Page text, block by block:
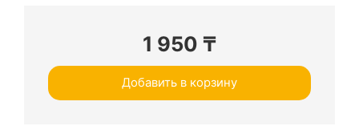
1 950 ₸
Добавить в корзину